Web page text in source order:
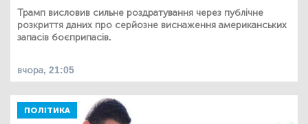
Трамп висловив сильне роздратування через публічне
розкриття даних про серйозне виснаження американських
запасів боєприпасів.
вчора, 21:05
ПОЛІТИКА